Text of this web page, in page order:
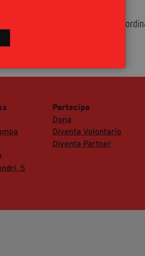
Curcio, Maria Teresa Morano,
Partecipa
Dona
Diventa Volontario
Diventa Partner
5